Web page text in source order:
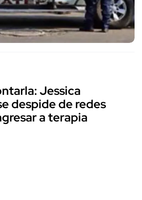
Jessica
despide de redes
a terapia